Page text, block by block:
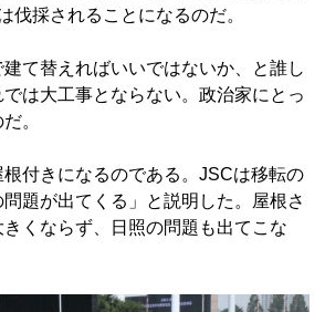
伐採されることになるのだ。
て替えればいいではないか、と誰し
は大工事とならない。政治家にとっ
。
付きになるのである。JSCは移転の
題が出てくる」と説明した。屋根さ
くならず、日照の問題も出てこな